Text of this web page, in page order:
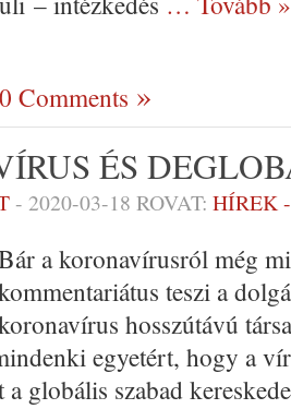
0 Comments
ÉS
- 2020-03-18 ROVAT: HÍREK
a koronavírusról még
teszi a
hosszútávú
egyetért, hogy a
a globális szabad